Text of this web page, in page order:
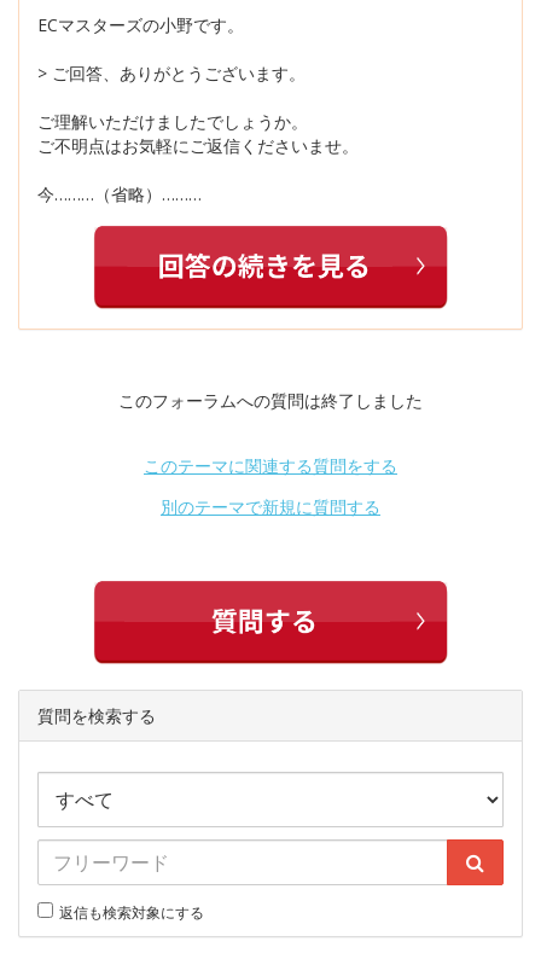
ECマスターズの小野です。
> ご回答、ありがとうございます。
ご理解いただけましたでしょうか。
ご不明点はお気軽にご返信くださいませ。
今………（省略）………
このフォーラムへの質問は終了しました
このテーマに関連する質問をする
別のテーマで新規に質問する
質問を検索する
返信も検索対象にする